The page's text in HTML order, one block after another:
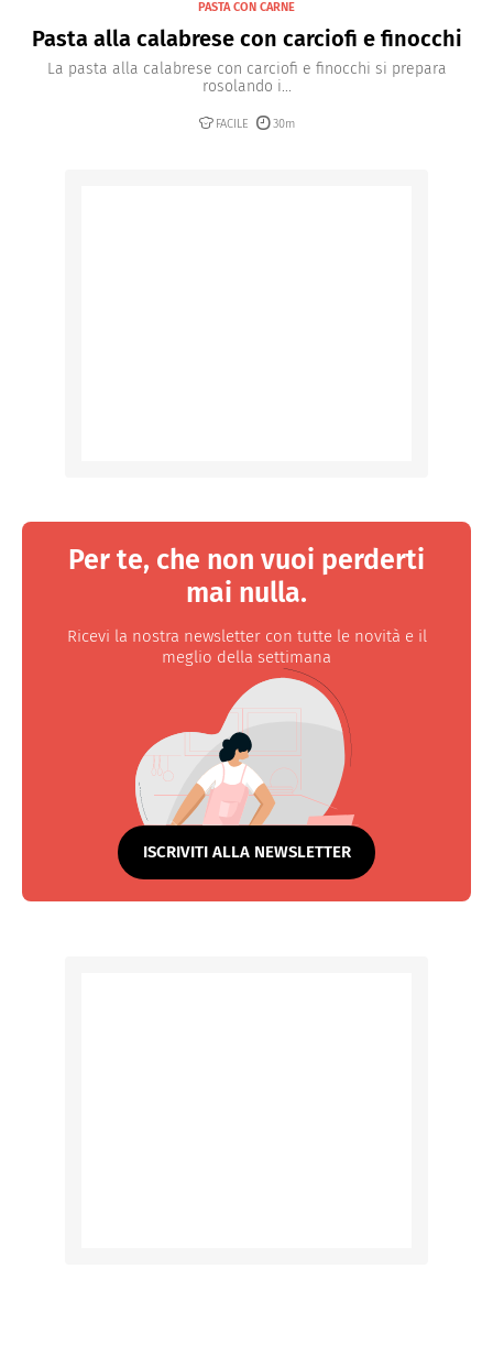
PASTA CON CARNE
Pasta alla calabrese con carciofi e finocchi
La pasta alla calabrese con carciofi e finocchi si prepara
rosolando i...
FACILE 30m
Per te, che non vuoi perderti
mai nulla.
Ricevi la nostra newsletter con tutte le novità e il
meglio della settimana
ISCRIVITI ALLA NEWSLETTER